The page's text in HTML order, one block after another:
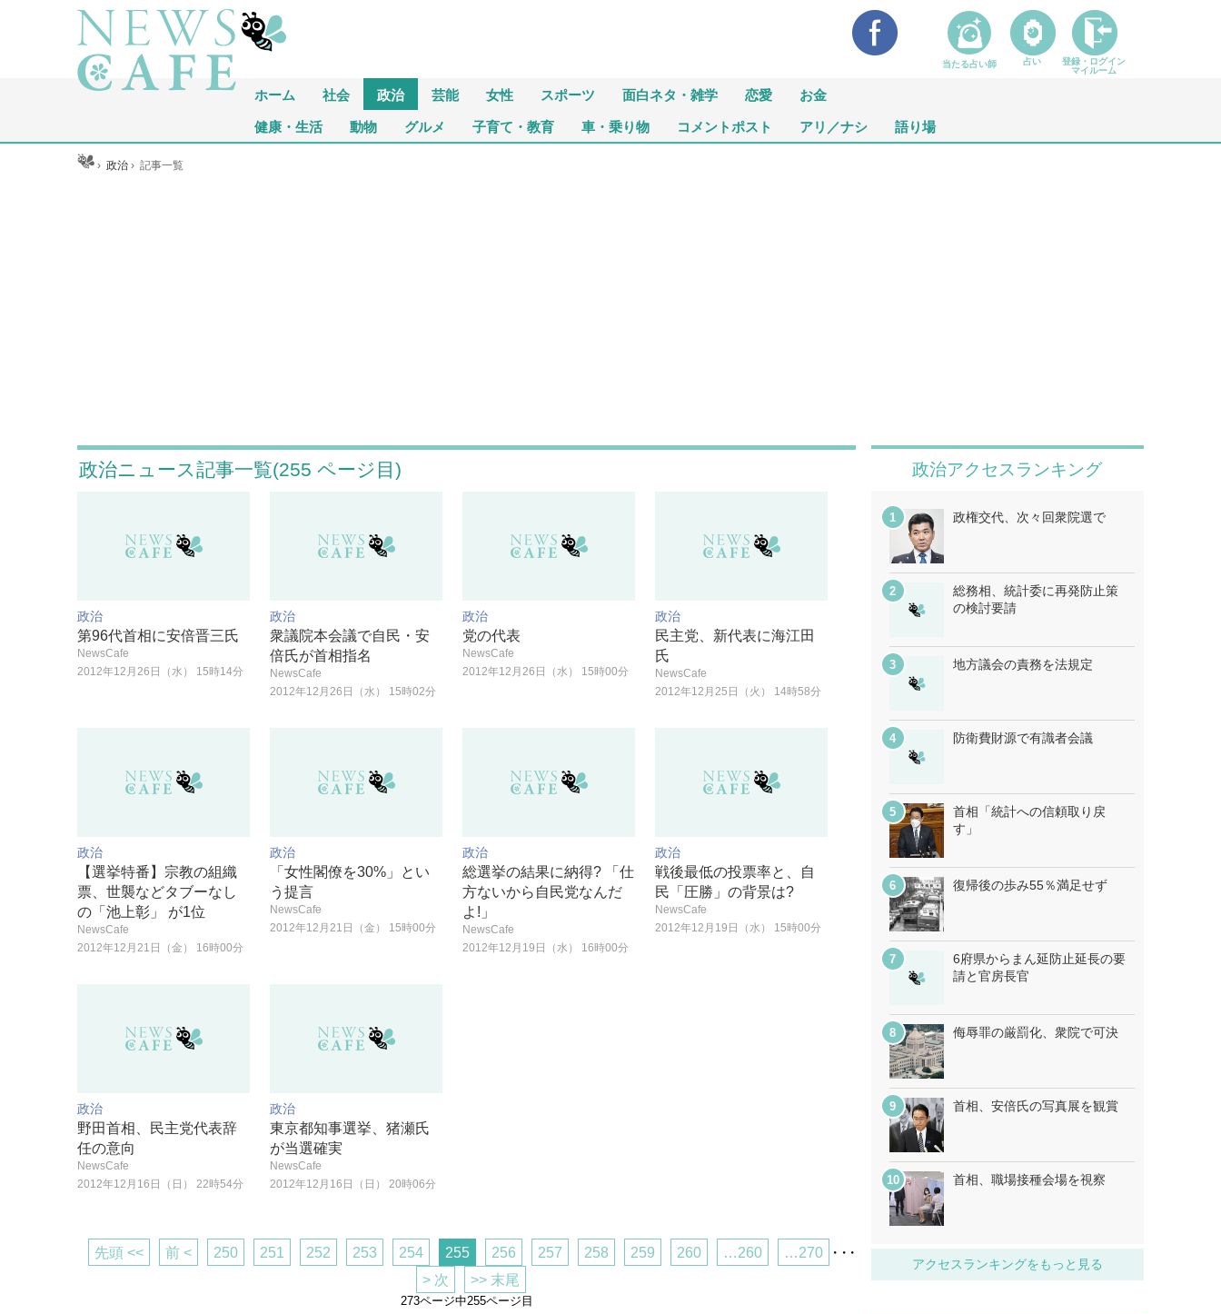
ホーム 社会 政治 芸能 女性 スポーツ 面白ネタ・雑学 恋愛 お金
健康・生活 動物 グルメ 子育て・教育 車・乗り物 コメントポスト アリ／ナシ 語り場
ホーム ›政治 ›記事一覧
政治ニュース記事一覧(255 ページ目)
政治
第96代首相に安倍晋三氏
NewsCafe
2012年12月26日（水） 15時14分
政治
衆議院本会議で自民・安
倍氏が首相指名
NewsCafe
2012年12月26日（水） 15時02分
政治
党の代表
NewsCafe
2012年12月26日（水） 15時00分
政治
民主党、新代表に海江田
氏
NewsCafe
2012年12月25日（火） 14時58分
政治
【選挙特番】宗教の組織
票、世襲などタブーなし
の「池上彰」 が1位
NewsCafe
2012年12月21日（金） 16時00分
政治
「女性閣僚を30%」とい
う提言
NewsCafe
2012年12月21日（金） 15時00分
政治
総選挙の結果に納得? 「仕
方ないから自民党なんだ
よ!」
NewsCafe
2012年12月19日（水） 16時00分
政治
戦後最低の投票率と、自
民「圧勝」の背景は?
NewsCafe
2012年12月19日（水） 15時00分
政治
野田首相、民主党代表辞
任の意向
NewsCafe
2012年12月16日（日） 22時54分
政治
東京都知事選挙、猪瀬氏
が当選確実
NewsCafe
2012年12月16日（日） 20時06分
先頭 << 前 < 250 251 252 253 254 255 256 257 258 259 260 …260 …270
・・・
> 次
>> 末尾
273ページ中255ページ目
政治アクセスランキング
政権交代、次々回衆院選で
総務相、統計委に再発防止策
の検討要請
地方議会の責務を法規定
防衛費財源で有識者会議
首相「統計への信頼取り戻
す」
復帰後の歩み55％満足せず
6府県からまん延防止延長の要
請と官房長官
侮辱罪の厳罰化、衆院で可決
首相、安倍氏の写真展を観賞
首相、職場接種会場を視察
アクセスランキングをもっと見る
当たる占い師 占い
登録・ログイン
マイルーム